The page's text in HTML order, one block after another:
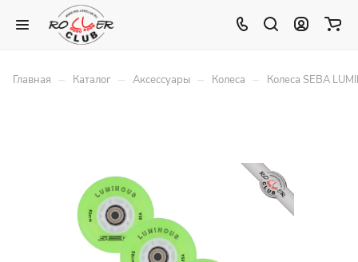
Главная – Каталог – Аксессуары – Колеса – Колеса SEBA